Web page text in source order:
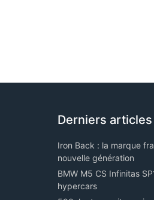
Derniers articles
Iron Back : la marque
nouvelle génération
BMW M5 CS Infinitas
hypercars